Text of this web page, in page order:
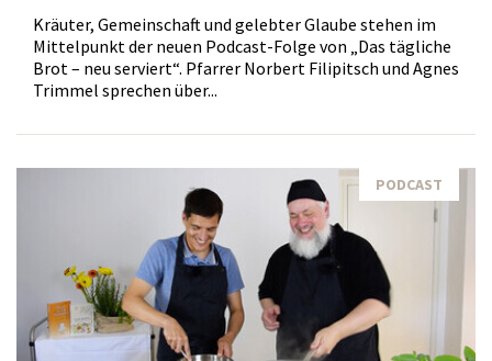
Kräuter, Gemeinschaft und gelebter Glaube stehen im
Mittelpunkt der neuen Podcast-Folge von „Das tägliche
Brot – neu serviert“. Pfarrer Norbert Filipitsch und Agnes
Trimmel sprechen über...
PODCAST